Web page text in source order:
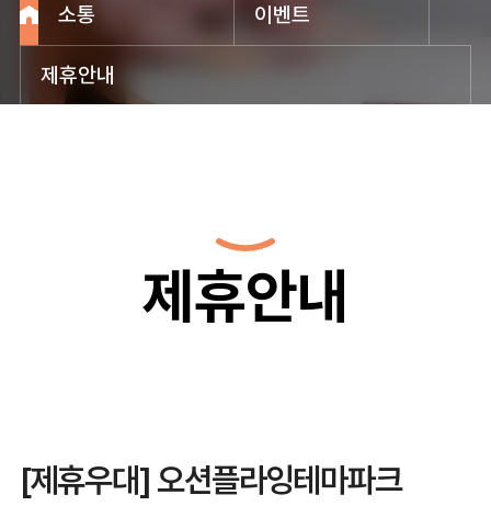
소통 이벤트
제휴안내
제휴안내
[제휴우대] 오션플라잉테마파크